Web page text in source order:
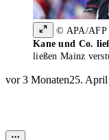
© APA/AFP
Kane und Co.
ließen Mainz
vor 3 Monaten25.